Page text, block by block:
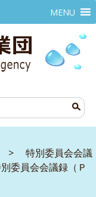
MENU
> 特別委員会会議
委員会会議録（Ｐ